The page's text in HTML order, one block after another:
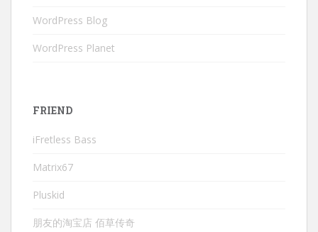
WordPress Blog
WordPress Planet
FRIEND
iFretless Bass
Matrix67
Pluskid
朋友的淘宝店 佰草传奇